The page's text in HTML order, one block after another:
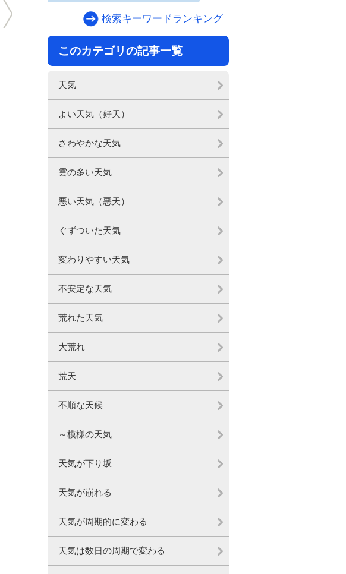
検索キーワードランキング
このカテゴリの記事一覧
天気
よい天気（好天）
さわやかな天気
雲の多い天気
悪い天気（悪天）
ぐずついた天気
変わりやすい天気
不安定な天気
荒れた天気
大荒れ
荒天
不順な天候
～模様の天気
天気が下り坂
天気が崩れる
天気が周期的に変わる
天気は数日の周期で変わる